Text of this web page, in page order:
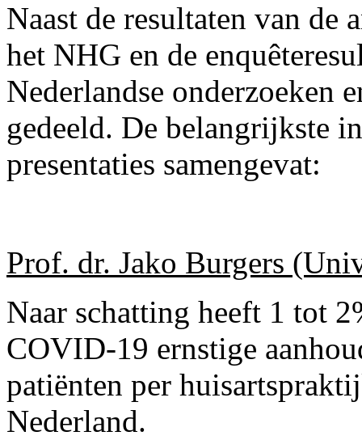
Naast de resultaten van de
het NHG en de
Nederlandse onderzoeken
gedeeld. De belangrijkste
presentaties samengevat:
Prof. dr. Jako Burgers
Naar schatting heeft 1 tot
COVID-19 ernstige
patiënten per
Nederland.